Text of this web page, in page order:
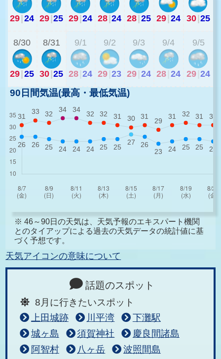
29|24 29|25 29|24 28|24 28|25 29|24 30|25
8/30
29|25
8/31
30|25
9/1
28 24
9/2
29 23
9/3
29 24
9/4
28 24
9/5
29 24
90日間気温(最高・最低気温)
※ 46～90日の天気は、天気予報のエキスパート機関
とのタイアップによる過去の天気データの統計値に基
づく予想です。
天気アイコンの意味について
話題のスポット
8月に行きたいスポット
上田城跡
川平湾
下灘駅
城ヶ島
須賀神社
慶良間諸島
阿智村
八ヶ岳
波照間島